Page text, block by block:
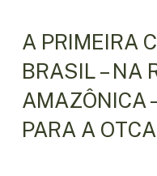
A PRIMEIRA
BRASIL – NA
AMAZÔNICA
PARA A OTCA